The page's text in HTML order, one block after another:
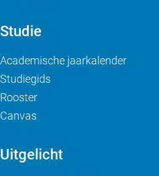
Studie
Academische jaarkalender
Studiegids
Rooster
Canvas
Uitgelicht